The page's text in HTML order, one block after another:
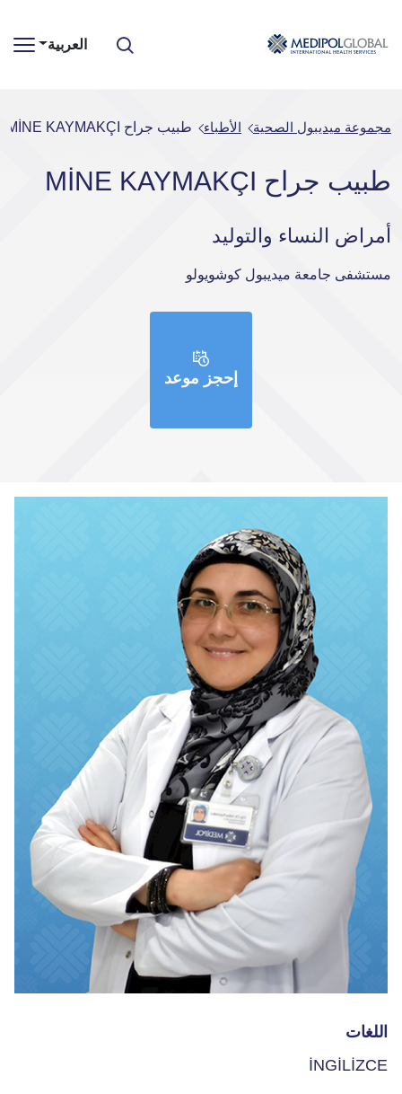
العربية
مجموعة ميديبول الصحية الأطباء طبيب جراح MİNE KAYMAKÇI
طبيب جراح MİNE KAYMAKÇI
أمراض النساء والتوليد
مستشفى جامعة ميديبول كوشويولو
إحجز موعد
اللغات
İNGİLİZCE